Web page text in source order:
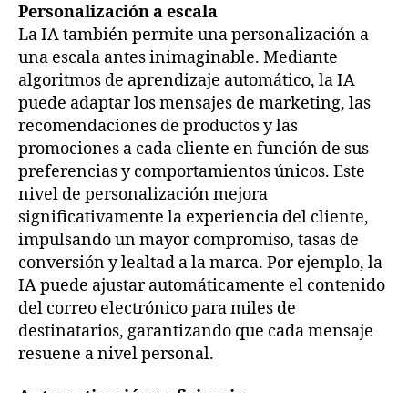
Personalización a escala
La IA también permite una personalización a
una escala antes inimaginable. Mediante
algoritmos de aprendizaje automático, la IA
puede adaptar los mensajes de marketing, las
recomendaciones de productos y las
promociones a cada cliente en función de sus
preferencias y comportamientos únicos. Este
nivel de personalización mejora
significativamente la experiencia del cliente,
impulsando un mayor compromiso, tasas de
conversión y lealtad a la marca. Por ejemplo, la
IA puede ajustar automáticamente el contenido
del correo electrónico para miles de
destinatarios, garantizando que cada mensaje
resuene a nivel personal.